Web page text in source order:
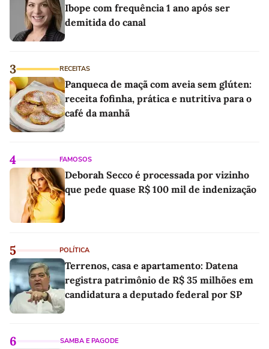
Ibope com frequência 1 ano após ser
demitida do canal
3 RECEITAS
Panqueca de maçã com aveia sem glúten:
receita fofinha, prática e nutritiva para o
café da manhã
4 FAMOSOS
Deborah Secco é processada por vizinho
que pede quase R$ 100 mil de indenização
5 POLÍTICA
Terrenos, casa e apartamento: Datena
registra patrimônio de R$ 35 milhões em
candidatura a deputado federal por SP
6 SAMBA E PAGODE